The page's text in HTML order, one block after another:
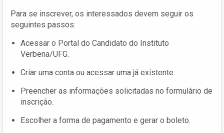
Para se inscrever, os interessados devem seguir os
seguintes passos:
Acessar o Portal do Candidato do Instituto
Verbena/UFG.
Criar uma conta ou acessar uma já existente.
Preencher as informações solicitadas no formulário de
inscrição.
Escolher a forma de pagamento e gerar o boleto.